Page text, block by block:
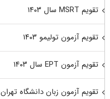
تقویم MSRT سال ۱۴۰۳
تقویم آزمون تولیمو ۱۴۰۳
تقویم آزمون EPT سال ۱۴۰۳
تقویم آزمون زبان دانشگاه تهران ۱۴۰۳